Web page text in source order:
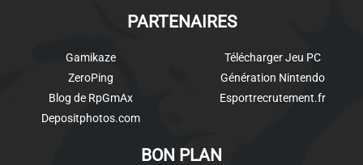
PARTENAIRES
Gamikaze
ZeroPing
Blog de RpGmAx
Depositphotos.com
Télécharger Jeu PC
Génération Nintendo
Esportrecrutement.fr
BON PLAN